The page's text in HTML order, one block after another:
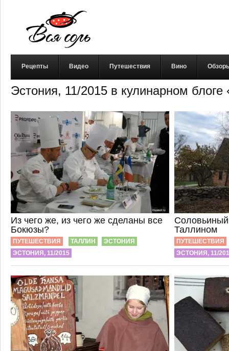
Рецепты Видео Путешествия Вино
Эстония, 11/2015 в кулинарном
Из чего же, из чего же сделаны все
Бокюзы?
ПУТЕШЕСТВИЯ ТАЛЛИН
ЭСТОНИЯ
ЭСТОНИЯ, 11/2015
Соловьиный
Таллином
ПУТЕШЕСТВИЯ
ЭСТОНИЯ, 11/